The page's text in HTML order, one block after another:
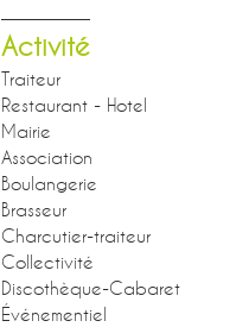
Activité
Traiteur
Restaurant - Hotel
Mairie
Association
Boulangerie
Brasseur
Charcutier-traiteur
Collectivité
Discothèque-Cabaret
Événementiel